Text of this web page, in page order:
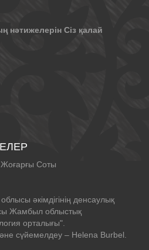
нәтижелерін Сіз қалай
Жоғарғы Соты
әкімдігінің денсаулық
Жамбыл облыстық
орталығы".
сүйемелдеу – Helena Burbel